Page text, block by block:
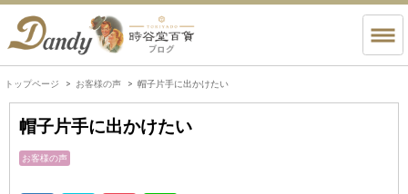
トップページ お客様の声 帽子片手に出かけたい
帽子片手に出かけたい
お客様の声